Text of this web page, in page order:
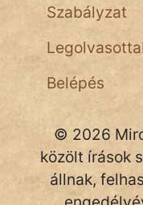
NapHold
Név nélkül
pszichopati
Hoffer Botond
szemfüles
Szabályzat
Belépés
© 2026
közölt írások
állnak,